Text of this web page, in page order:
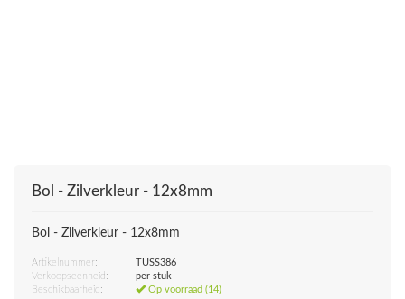
Bol - Zilverkleur - 12x8mm
Bol - Zilverkleur - 12x8mm
Artikelnummer:
TUSS386
Verkoopseenheid:
per stuk
Beschikbaarheid:
Op voorraad (14)